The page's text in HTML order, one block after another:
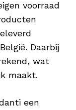
voorraad
Daarbij
wat
maakt.
een